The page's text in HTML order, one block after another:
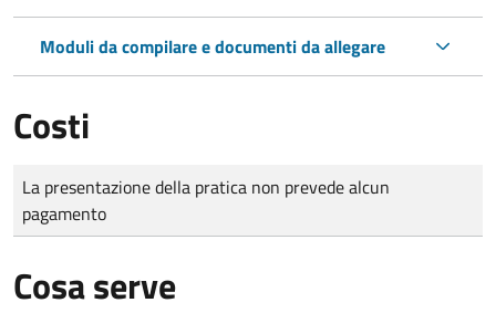
Moduli da compilare e documenti da allegare
Costi
Tipo di pagamento
Importo
La presentazione della pratica non prevede alcun
pagamento
Cosa serve